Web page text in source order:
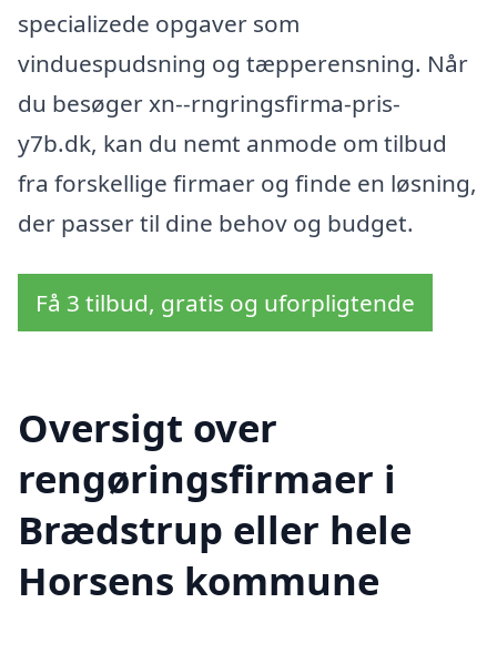
specializede opgaver som
vinduespudsning og tæpperensning. Når
du besøger xn--rngringsfirma-pris-
y7b.dk, kan du nemt anmode om tilbud
fra forskellige firmaer og finde en løsning,
der passer til dine behov og budget.
Få 3 tilbud, gratis og uforpligtende
Oversigt over
rengøringsfirmaer i
Brædstrup eller hele
Horsens kommune